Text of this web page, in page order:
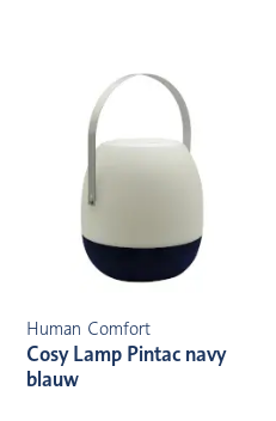
Human Comfort
Cosy Lamp Pintac navy
blauw